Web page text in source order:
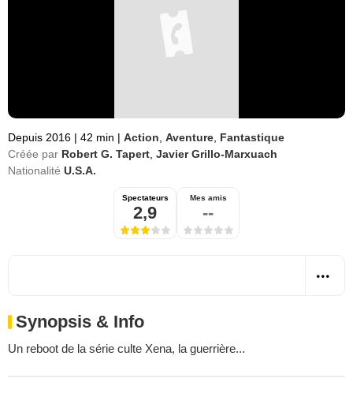
Depuis 2016 | 42 min | Action Aventure Fantastique
Créée par Robert G. Tapert Javier Grillo-Marxuach
Nationalité U.S.A.
Spectateurs
2,9
Mes amis
--
Synopsis & Info
Un reboot de la série culte Xena, la guerrière...